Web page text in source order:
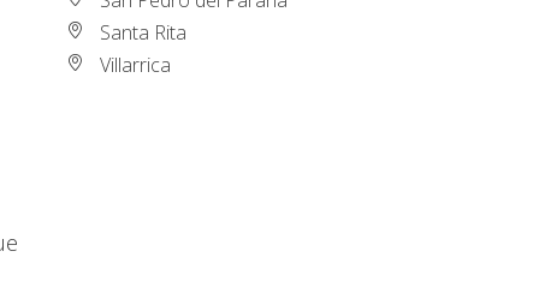
Santa Rita
Villarrica